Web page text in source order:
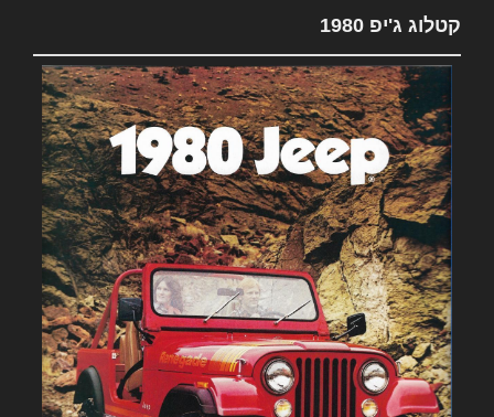
קטלוג ג'יפ 1980